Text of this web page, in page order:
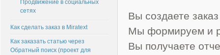
Вы создаете
Мы формируем и
Вы получаете
Продвижение в социальных
сетях
Как сделать заказ в Miratext
Как заказать статью через
Обратный поиск (проект для